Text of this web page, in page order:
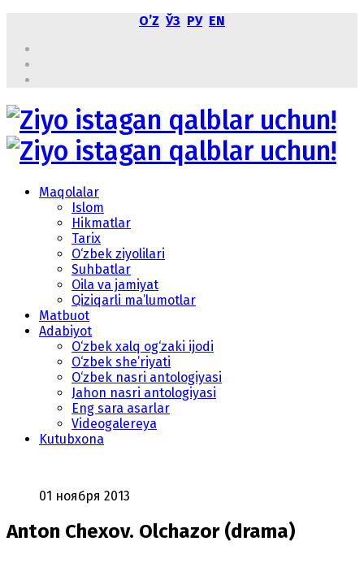
OʼZ ЎЗ РУ EN
Maqolalar
Islom
Hikmatlar
Tarix
O‘zbek ziyolilari
Suhbatlar
Oila va jamiyat
Qiziqarli ma’lumotlar
Matbuot
Adabiyot
O‘zbek xalq og‘zaki ijodi
O‘zbek she’riyati
O‘zbek nasri antologiyasi
Jahon nasri antologiyasi
Eng sara asarlar
Videogalereya
Kutubxona
01 ноября 2013
Anton Chexov. Olchazor (drama)